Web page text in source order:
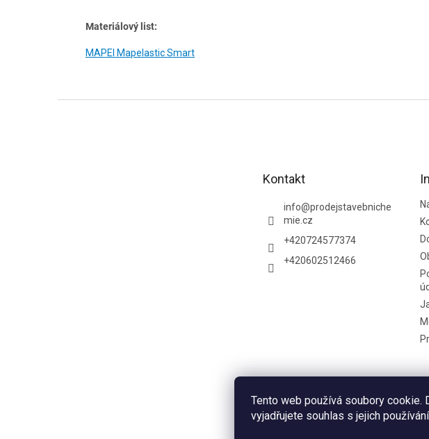
Tento web používá soubory cookie.
vyjadřujete souhlas s jejich
Materiálový list:
MAPEI Mapelastic Smart
Kontakt
info@prodejstavebniche
mie.cz
+420724577374
+420602512466